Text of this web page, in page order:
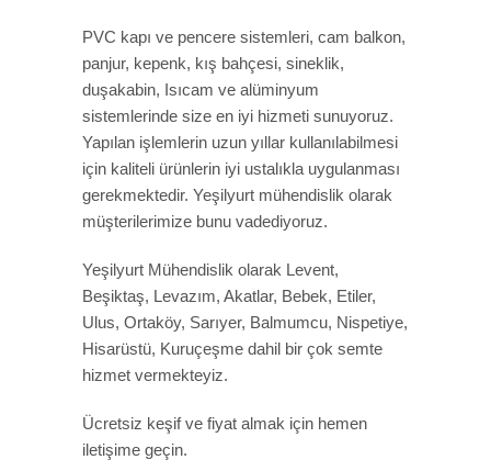
PVC kapı ve pencere sistemleri, cam balkon,
panjur, kepenk, kış bahçesi, sineklik,
duşakabin, Isıcam ve alüminyum
sistemlerinde size en iyi hizmeti sunuyoruz.
Yapılan işlemlerin uzun yıllar kullanılabilmesi
için kaliteli ürünlerin iyi ustalıkla uygulanması
gerekmektedir. Yeşilyurt mühendislik olarak
müşterilerimize bunu vadediyoruz.
Yeşilyurt Mühendislik olarak Levent,
Beşiktaş, Levazım, Akatlar, Bebek, Etiler,
Ulus, Ortaköy, Sarıyer, Balmumcu, Nispetiye,
Hisarüstü, Kuruçeşme dahil bir çok semte
hizmet vermekteyiz.
Ücretsiz keşif ve fiyat almak için hemen
iletişime geçin.